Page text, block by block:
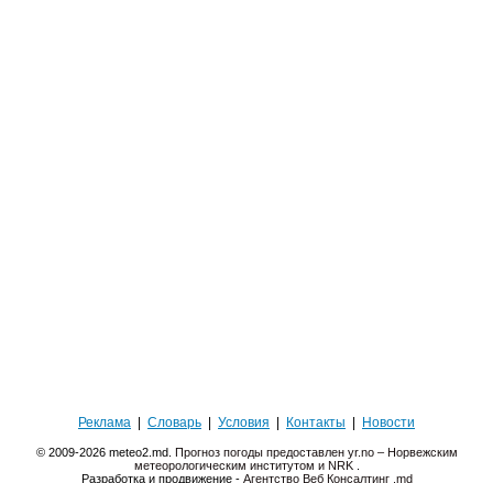
Реклама Словарь Условия Контакты Новости
© 2009-2026 meteo2.md. Прогноз погоды предоставлен yr.no – Норвежским
метеорологическим институтом и NRK
Разработка и продвижение - Агентство Веб Консалтинг .md